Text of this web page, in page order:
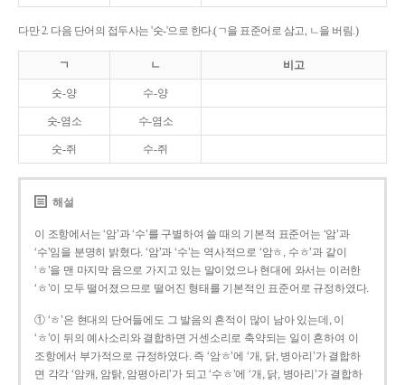
다만 2. 다음 단어의 접두사는 '숫-'으로 한다.(ㄱ을 표준어로 삼고, ㄴ을 버림.)
ㄱ ㄴ 비고
숫-양 수-양
숫-염소 수-염소
숫-쥐 수-쥐
해설
이 조항에서는 ‘암’과 ‘수’를 구별하여 쓸 때의 기본적 표준어는 ‘암’과
‘수’임을 분명히 밝혔다. ‘암’과 ‘수’는 역사적으로 ‘암ㅎ, 수ㅎ’과 같이
‘ㅎ’을 맨 마지막 음으로 가지고 있는 말이었으나 현대에 와서는 이러한
‘ㅎ’이 모두 떨어졌으므로 떨어진 형태를 기본적인 표준어로 규정하였다.
① ‘ㅎ’은 현대의 단어들에도 그 발음의 흔적이 많이 남아 있는데, 이
‘ㅎ’이 뒤의 예사소리와 결합하면 거센소리로 축약되는 일이 흔하여 이
조항에서 부가적으로 규정하였다. 즉 ‘암ㅎ’에 ‘개, 닭, 병아리’가 결합하
면 각각 ‘암캐, 암탉, 암평아리’가 되고 ‘수ㅎ’에 ‘개, 닭, 병아리’가 결합하